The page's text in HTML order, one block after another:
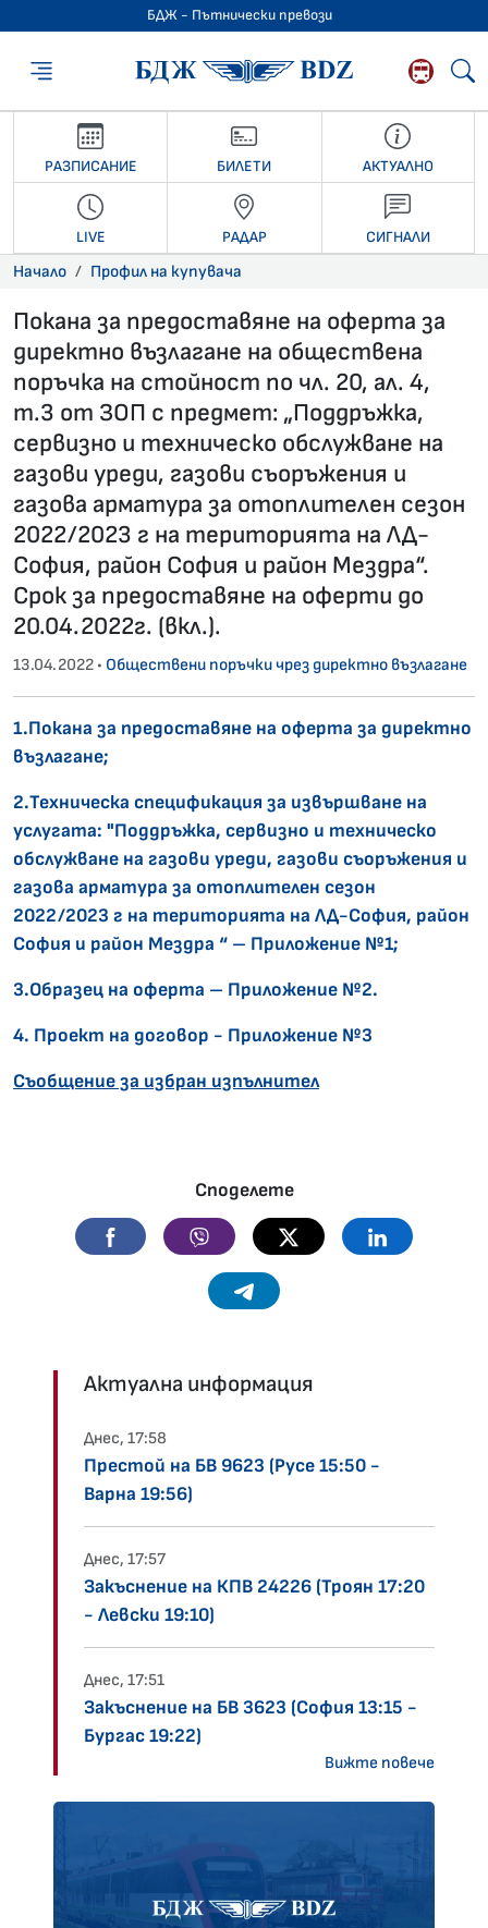
БДЖ - Пътнически превози
БДЖ -
РАЗПИСАНИЕ БИЛЕТИ АКТУАЛНО
LIVE РАДАР СИГНАЛИ
Начало Профил на купувача
Покана за предоставяне на оферта за
директно възлагане на обществена
поръчка на стойност по чл. 20, ал. 4,
т.3 от ЗОП с предмет: „Поддръжка,
сервизно и техническо обслужване на
газови уреди, газови съоръжения и
газова арматура за отоплителен сезон
2022/2023 г на територията на ЛД-
София, район София и район Мездра“.
Срок за предоставяне на оферти до
20.04.2022г. (вкл.).
13.04.2022 • Обществени поръчки чрез директно възлагане
1.Покана за предоставяне на оферта за директно
възлагане;
2.Техническа спецификация за извършване на
услугата: "Поддръжка, сервизно и техническо
обслужване на газови уреди, газови съоръжения и
газова арматура за отоплителен сезон
2022/2023 г на територията на ЛД-София, район
София и район Мездра “ – Приложение №1;
3.Образец на оферта – Приложение №2.
4. Проект на договор - Приложение №3
Съобщение за избран изпълнител
Споделете
Facebook Viber Twitter Linkedin
Telegram
Актуална информация
Днес, 17:58
Престой на БВ 9623 (Русе 15:50 -
Варна 19:56)
Днес, 17:57
Закъснение на КПВ 24226 (Троян 17:20
- Левски 19:10)
Днес, 17:51
Закъснение на БВ 3623 (София 13:15 -
Бургас 19:22)
Вижте повече